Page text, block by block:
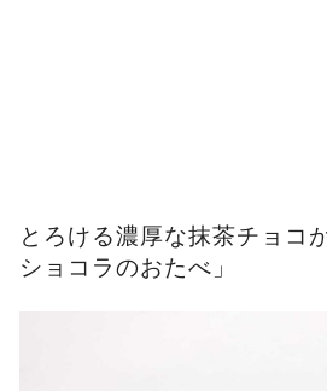
とろける濃厚な抹茶チョコ
ショコラのおたべ」